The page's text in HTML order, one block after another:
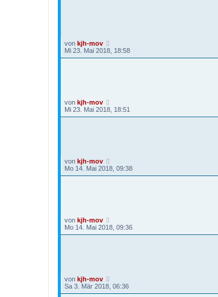
von kjh-mov
Mi 23. Mai 2018, 18:58
von kjh-mov
Mi 23. Mai 2018, 18:51
von kjh-mov
Mo 14. Mai 2018, 09:38
von kjh-mov
Mo 14. Mai 2018, 09:36
von kjh-mov
Sa 3. Mär 2018, 06:36